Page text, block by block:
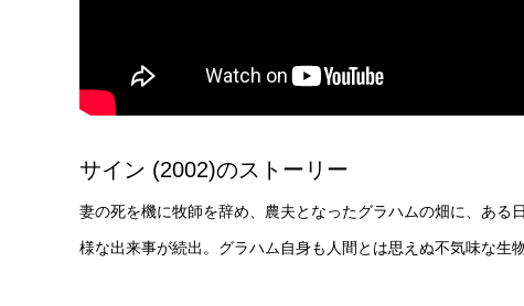
サイン (2002)のストーリー
妻の死を機に牧師を辞め、農夫となったグラハムの畑に、あ
様な出来事が続出。グラハム自身も人間とは思えぬ不気味な生